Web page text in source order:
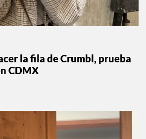
la fila de Crumbl, prueba
CDMX